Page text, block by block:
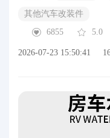
其他汽车改装件
6855
5.0
2026-07-23 15:50:41